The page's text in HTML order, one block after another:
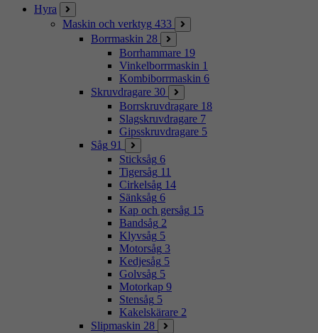
Hyra
Maskin och verktyg 433
Borrmaskin 28
Borrhammare 19
Vinkelborrmaskin 1
Kombiborrmaskin 6
Skruvdragare 30
Borrskruvdragare 18
Slagskruvdragare 7
Gipsskruvdragare 5
Såg 91
Sticksåg 6
Tigersåg 11
Cirkelsåg 14
Sänksåg 6
Kap och gersåg 15
Bandsåg 2
Klyvsåg 5
Motorsåg 3
Kedjesåg 5
Golvsåg 5
Motorkap 9
Stensåg 5
Kakelskärare 2
Slipmaskin 28